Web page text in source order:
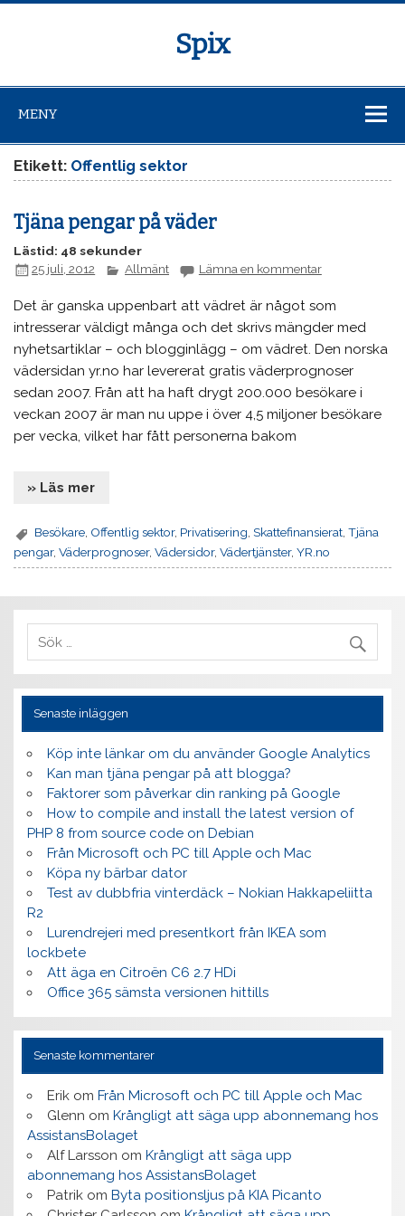
Spix
MENY
Etikett: Offentlig sektor
Tjäna pengar på väder
Lästid: 48 sekunder
25 juli, 2012
Allmänt Lämna en kommentar
Det är ganska uppenbart att vädret är något som
intresserar väldigt många och det skrivs mängder med
nyhetsartiklar – och blogginlägg – om vädret. Den norska
vädersidan yr.no har levererat gratis väderprognoser
sedan 2007. Från att ha haft drygt 200.000 besökare i
veckan 2007 är man nu uppe i över 4,5 miljoner besökare
per vecka, vilket har fått personerna bakom
» Läs mer
Besökare Offentlig sektor, Privatisering ,Skattefinansierat ,Tjäna
pengar,Väderprognoser,Vädersidor,Vädertjänster,YR.no
Senaste inläggen
Köp inte länkar om du använder Google Analytics
Kan man tjäna pengar på att blogga?
Faktorer som påverkar din ranking på Google
How to compile and install the latest version of
PHP 8 from source code on Debian
Från Microsoft och PC till Apple och Mac
Köpa ny bärbar dator
Test av dubbfria vinterdäck – Nokian Hakkapeliitta
R2
Lurendrejeri med presentkort från IKEA som
lockbete
Att äga en Citroën C6 2.7 HDi
Office 365 sämsta versionen hittills
Senaste kommentarer
Erikom Från Microsoft och PC till Apple och Mac
Glenn om Krångligt att säga upp abonnemang hos
AssistansBolaget
Alf Larsson om Krångligt att säga upp
abonnemang hos AssistansBolaget
Patrikom Byta positionsljus på KIA Picanto